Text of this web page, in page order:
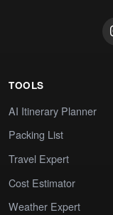
TOOLS
AI Itinerary Planner
Packing List
Travel Expert
Cost Estimator
Weather Expert